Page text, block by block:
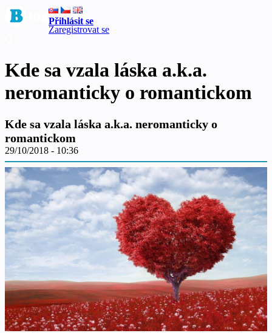
Přihlásit se
Zaregistrovat se
Kde sa vzala láska a.k.a.
neromanticky o romantickom
Kde sa vzala láska a.k.a. neromanticky o
romantickom
29/10/2018 - 10:36